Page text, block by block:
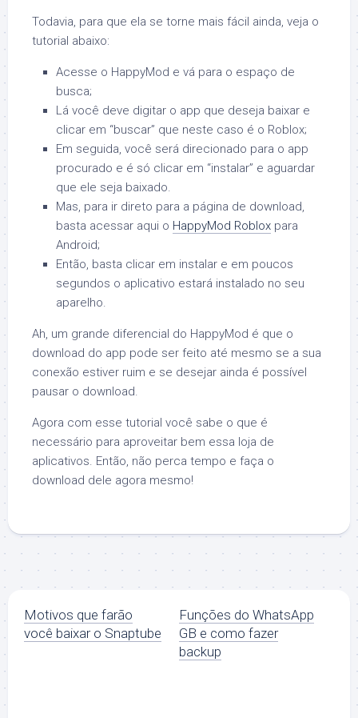
Todavia, para que ela se torne mais fácil ainda, veja o
tutorial abaixo:
Acesse o HappyMod e vá para o espaço de
busca;
Lá você deve digitar o app que deseja baixar e
clicar em “buscar” que neste caso é o Roblox;
Em seguida, você será direcionado para o app
procurado e é só clicar em “instalar” e aguardar
que ele seja baixado.
Mas, para ir direto para a página de download,
basta acessar aqui o HappyMod Roblox para
Android;
Então, basta clicar em instalar e em poucos
segundos o aplicativo estará instalado no seu
aparelho.
Ah, um grande diferencial do HappyMod é que o
download do app pode ser feito até mesmo se a sua
conexão estiver ruim e se desejar ainda é possível
pausar o download.
Agora com esse tutorial você sabe o que é
necessário para aproveitar bem essa loja de
aplicativos. Então, não perca tempo e faça o
download dele agora mesmo!
Motivos que farão
você baixar o Snaptube
Funções do WhatsApp
GB e como fazer
backup